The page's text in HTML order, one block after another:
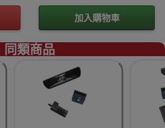
加入購物車
同類商品